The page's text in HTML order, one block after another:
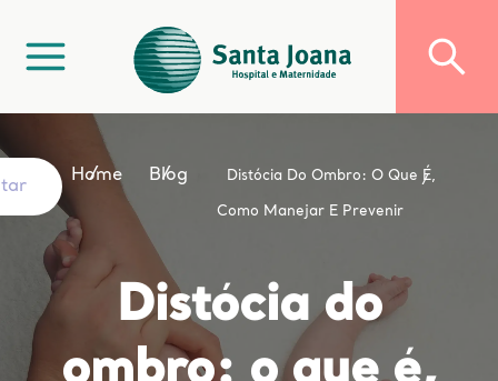
Home Blog Distócia Do Ombro: O Que É,
Como Manejar E Prevenir
Distócia do